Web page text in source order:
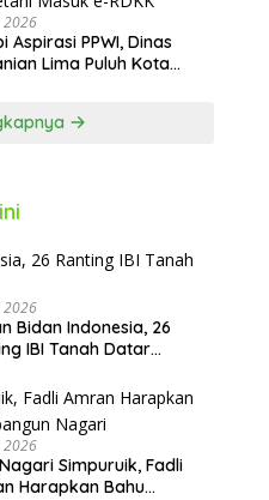
2026
Aspirasi PPWI, Dinas
Lima Puluh Kota
2026
Bidan Indonesia, 26
IBI Tanah Datar
2026
Simpuruik, Fadli
Harapkan Bahu